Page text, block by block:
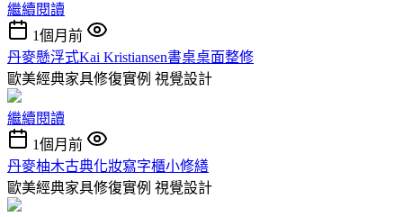
繼續閱讀
1個月前
丹麥懸浮式Kai Kristiansen書桌桌面整修
歐美經典家具修復實例 視覺設計
繼續閱讀
1個月前
丹麥柚木古典化妝寫字櫃小修繕
歐美經典家具修復實例 視覺設計